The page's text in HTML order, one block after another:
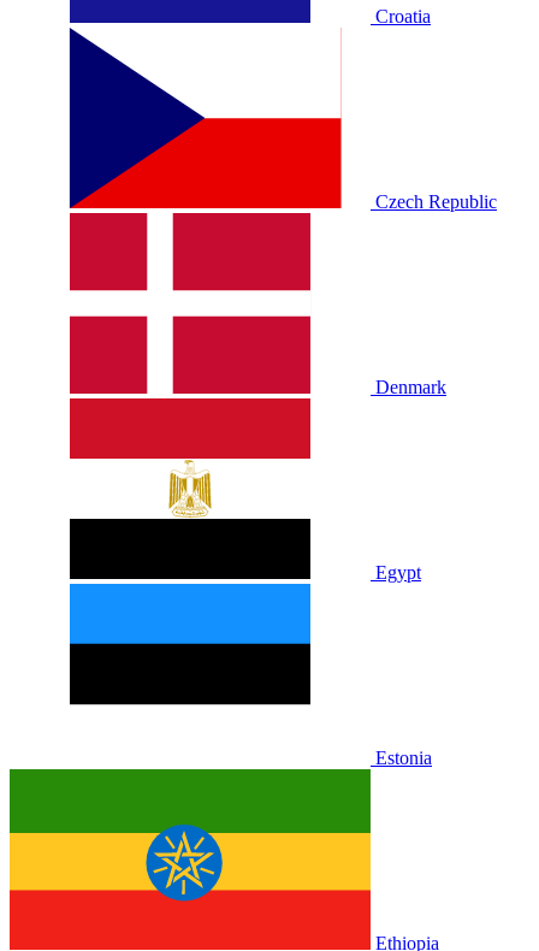
Croatia
Czech Republic
Denmark
Egypt
Estonia
Ethiopia